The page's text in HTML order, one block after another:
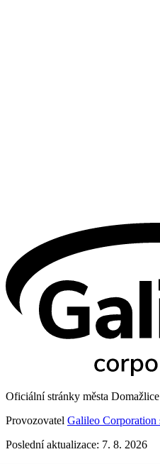
Oficiální stránky města
Provozovatel Galileo Corporation
Poslední aktualizace: 7. 8. 2026